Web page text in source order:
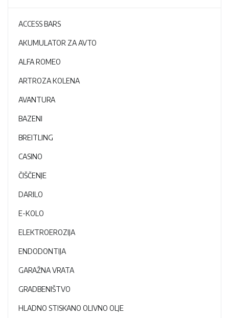
ACCESS BARS
AKUMULATOR ZA AVTO
ALFA ROMEO
ARTROZA KOLENA
AVANTURA
BAZENI
BREITLING
CASINO
ČIŠČENJE
DARILO
E-KOLO
ELEKTROEROZIJA
ENDODONTIJA
GARAŽNA VRATA
GRADBENIŠTVO
HLADNO STISKANO OLIVNO OLJE